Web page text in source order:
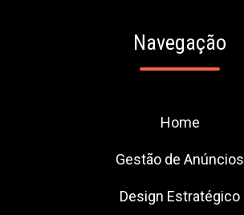
Navegação
Home
Gestão de Anúncios
Design Estratégico